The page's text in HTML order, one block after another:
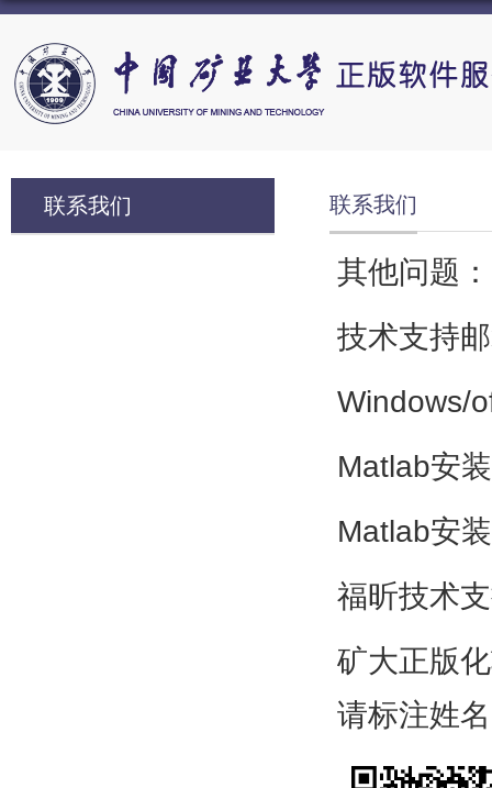
联系我们 联系我们
其他问题：
技术支持
Windows/
Matlab安
Matlab安
福昕技术
矿大正版
请标注姓